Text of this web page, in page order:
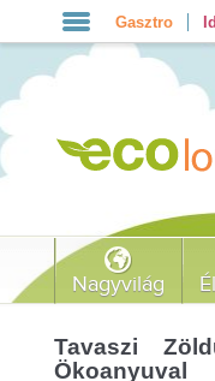
Gasztro
Nagyvilág
Tavaszi
Ökoanyuval